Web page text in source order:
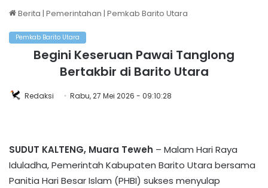
Berita | Pemerintahan | Pemkab Barito Utara
Pemkab Barito Utara
Begini Keseruan Pawai Tanglong
Bertakbir di Barito Utara
Redaksi Rabu, 27 Mei 2026 - 09:10:28
SUDUT KALTENG, Muara Teweh – Malam Hari Raya
Iduladha, Pemerintah Kabupaten Barito Utara bersama
Panitia Hari Besar Islam (PHBI) sukses menyulap